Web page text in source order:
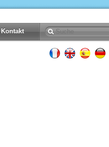
Kontakt